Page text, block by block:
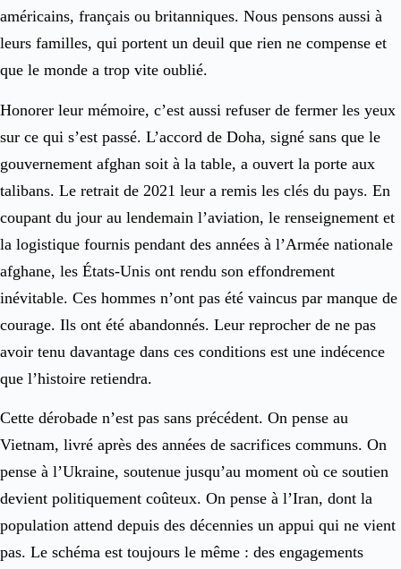
américains, français ou britanniques. Nous pensons aussi à
leurs familles, qui portent un deuil que rien ne compense et
que le monde a trop vite oublié.
Honorer leur mémoire, c’est aussi refuser de fermer les yeux
sur ce qui s’est passé. L’accord de Doha, signé sans que le
gouvernement afghan soit à la table, a ouvert la porte aux
talibans. Le retrait de 2021 leur a remis les clés du pays. En
coupant du jour au lendemain l’aviation, le renseignement et
la logistique fournis pendant des années à l’Armée nationale
afghane, les États-Unis ont rendu son effondrement
inévitable. Ces hommes n’ont pas été vaincus par manque de
courage. Ils ont été abandonnés. Leur reprocher de ne pas
avoir tenu davantage dans ces conditions est une indécence
que l’histoire retiendra.
Cette dérobade n’est pas sans précédent. On pense au
Vietnam, livré après des années de sacrifices communs. On
pense à l’Ukraine, soutenue jusqu’au moment où ce soutien
devient politiquement coûteux. On pense à l’Iran, dont la
population attend depuis des décennies un appui qui ne vient
pas. Le schéma est toujours le même : des engagements